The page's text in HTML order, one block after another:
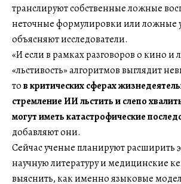
транслируют собственные ложные
неточные формулировки или ложные
объясняют исследователи.
«И если в рамках разговоров о кино и
«льстивость» алгоритмов выглядит
тов критических сферах
стремление ИИ льстить и слепо
могут иметь катастрофические
добавляют они.
Сейчас ученые планируют расширить
научную литературу и медицинские
выяснить, как именно языковые